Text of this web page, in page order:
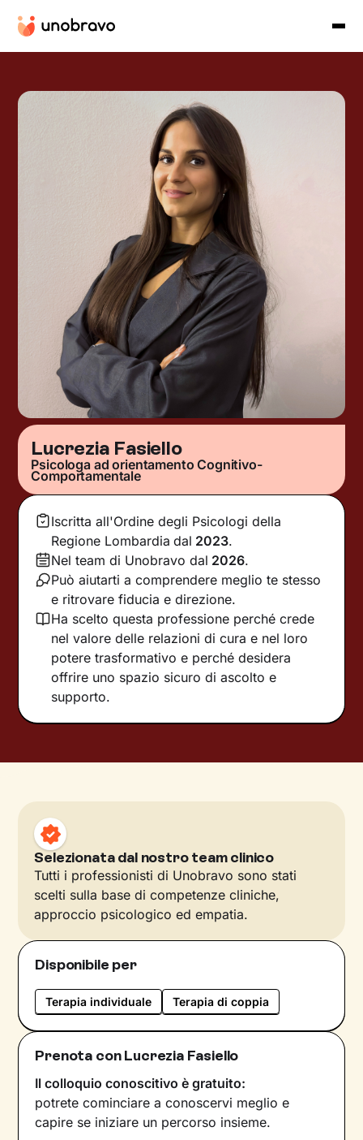
Lucrezia Fasiello
Psicologa ad orientamento Cognitivo-
Comportamentale
Iscritta all'Ordine degli Psicologi della
Regione Lombardia dal 2023.
Nel team di Unobravo dal 2026.
Può aiutarti a comprendere meglio te stesso
e ritrovare fiducia e direzione.
Ha scelto questa professione perché crede
nel valore delle relazioni di cura e nel loro
potere trasformativo e perché desidera
offrire uno spazio sicuro di ascolto e
supporto.
Selezionata dal nostro team clinico
Tutti i professionisti di Unobravo sono stati
scelti sulla base di competenze cliniche,
approccio psicologico ed empatia.
Disponibile per
Terapia individuale Terapia di coppia
Prenota con Lucrezia Fasiello
Il colloquio conoscitivo è gratuito:
potrete cominciare a conoscervi meglio e
capire se iniziare un percorso insieme.